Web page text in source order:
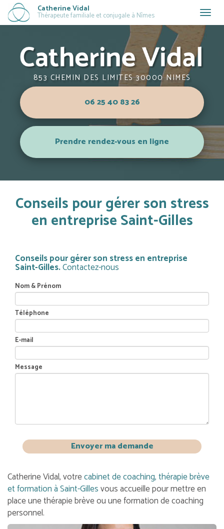
Aller
au
Catherine Vidal
Thérapeute familiale et conjugale à Nîmes
853 CHEMIN DES LIMITES 30000 NIMES
06 25 40 83 26
Prendre rendez-vous en ligne
Conseils pour gérer son stress
en entreprise Saint-Gilles
Conseils pour gérer son stress en entreprise
Saint-Gilles.Contactez-nous
Nom & Prénom
Téléphone
E-mail
Message
Envoyer ma demande
Catherine Vidal, votrecabinet de coaching, thérapie brève
et formation à Saint-Gillesvous accueille pour mettre en
place une thérapie brève ou une formation de coaching
personnel.